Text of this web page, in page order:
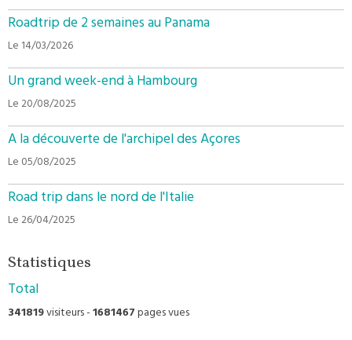
Roadtrip de 2 semaines au Panama
Le 14/03/2026
Un grand week-end à Hambourg
Le 20/08/2025
A la découverte de l'archipel des Açores
Le 05/08/2025
Road trip dans le nord de l'Italie
Le 26/04/2025
Statistiques
Total
341819visiteurs -1681467pages vues